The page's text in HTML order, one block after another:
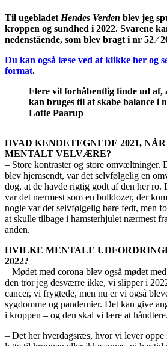
Til ugebladetHendes Verden blev jeg
kroppen og sundhed i 2022. Svarene
nedenstående, som blev bragt i nr 52 ⁄
Du kan også læse ved at klikke her og
format.
Flere vil forhåbentlig finde ud af,
kan bruges til at skabe balance i
Lotte Paarup
HVAD KENDETEGNEDE 2021,
MENTALT VELVÆRE?
– Store kontraster og store omvæltninger.
blev hjemsendt, var det selvfølgelig en
dog, at de havde rigtig godt af den her ro.
var det nærmest som en bulldozer, der
nogle var det selvfølgelig bare fedt, men
at skulle tilbage i hamsterhjulet nærmest
anden.
HVILKE MENTALE
2022?
– Mødet med corona blev også mødet
den tror jeg desværre ikke, vi slipper i
cancer, vi frygtede, men nu er vi også
sygdomme og pandemier. Det kan give
i kroppen – og den skal vi lære at håndtere.
– Det her hverdagsræs, hvor vi lever oppe